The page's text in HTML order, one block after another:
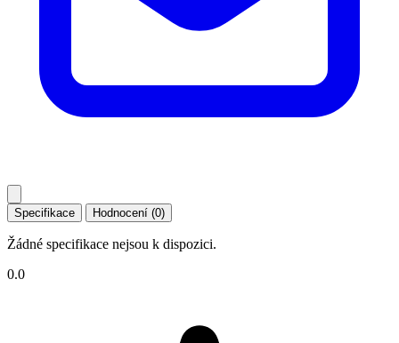
Specifikace Hodnocení (0)
Žádné specifikace nejsou k dispozici.
0.0